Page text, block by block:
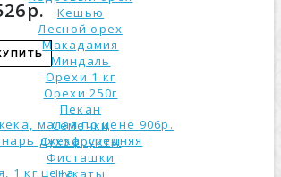
Кешью
Лесной орех
Макадамия
Миндаль
Орехи 1 кг
Орехи 250г
Пекан
Семечки
Сухофрукты
Фисташки
Цукаты
малая по цене 906р.
джека, средняя
1 кг ценa